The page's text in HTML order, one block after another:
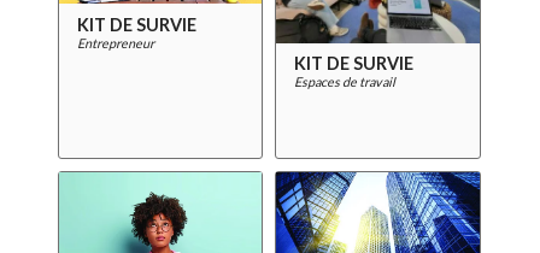
KIT DE SURVIE
Entrepreneur
KIT DE SURVIE
Espaces de travail